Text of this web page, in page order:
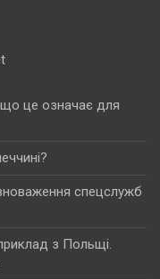
це означає для
спецслужб
з Польщі.